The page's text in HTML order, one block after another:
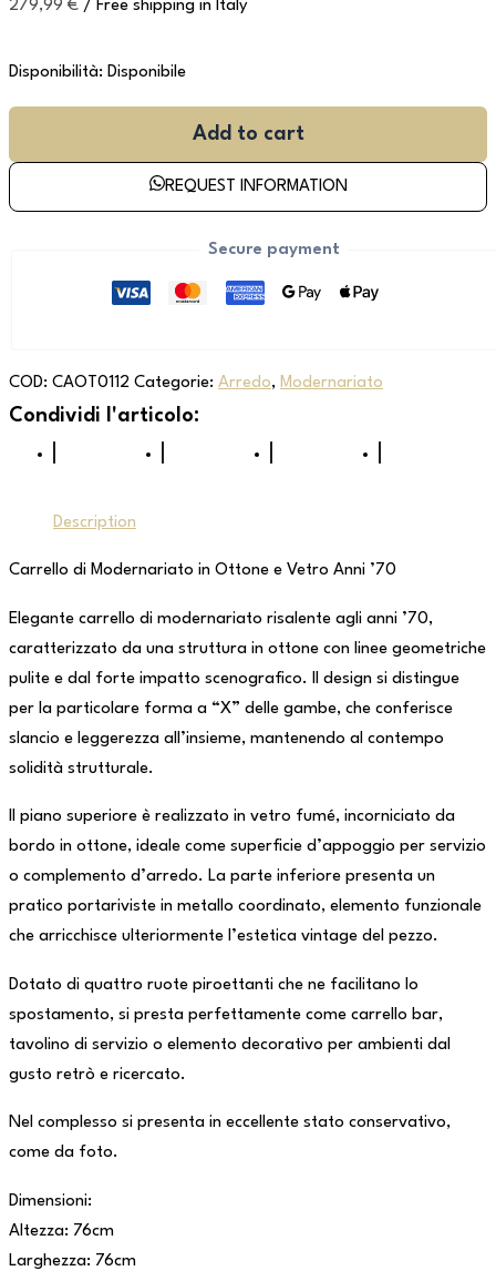
279,99 € / Free shipping in Italy
Disponibilità: Disponibile
Add to cart
REQUEST INFORMATION
Secure payment
COD: CAOT0112 Categorie: Arredo, Modernariato
Description
Carrello di Modernariato in Ottone e Vetro Anni ’70
Elegante carrello di modernariato risalente agli anni ’70,
caratterizzato da una struttura in ottone con linee geometriche
pulite e dal forte impatto scenografico. Il design si distingue
per la particolare forma a “X” delle gambe, che conferisce
slancio e leggerezza all’insieme, mantenendo al contempo
solidità strutturale.
Il piano superiore è realizzato in vetro fumé, incorniciato da
bordo in ottone, ideale come superficie d’appoggio per servizio
o complemento d’arredo. La parte inferiore presenta un
pratico portariviste in metallo coordinato, elemento funzionale
che arricchisce ulteriormente l’estetica vintage del pezzo.
Dotato di quattro ruote piroettanti che ne facilitano lo
spostamento, si presta perfettamente come carrello bar,
tavolino di servizio o elemento decorativo per ambienti dal
gusto retrò e ricercato.
Nel complesso si presenta in eccellente stato conservativo,
come da foto.
Dimensioni:
Altezza: 76cm
Larghezza: 76cm